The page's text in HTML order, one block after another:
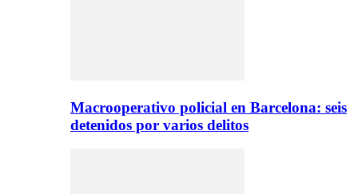
Macrooperativo policial en Barcelona: seis
detenidos por varios delitos